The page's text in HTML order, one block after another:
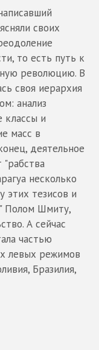
своих
то есть путь к
революцию. В
своя иерархия
анализ
классы и
масс в
деятельное
несколько
этих тезисов и
Полом Шмиту,
А сейчас
частью
левых режимов
Бразилия,